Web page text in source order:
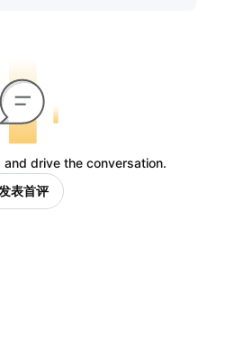
drive the conversation.
发表首评